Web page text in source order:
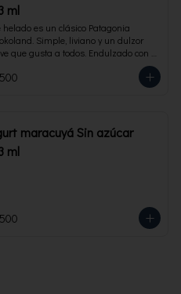
ml
helado es un clásico Patagonia
Simple, liviano y un dulzor
que gusta a todos. Endulzado con
familiar 473 ml. Rinde 4
maracuyá Sin azúcar
ml